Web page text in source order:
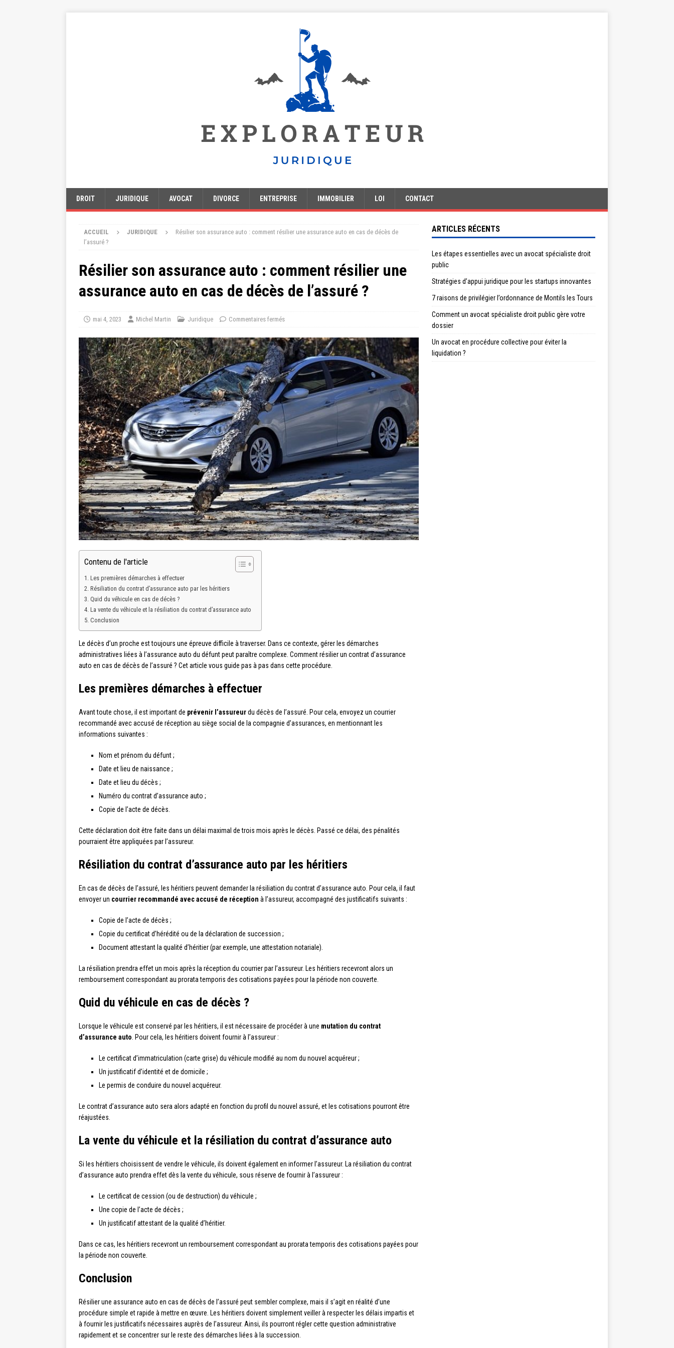
DROIT JURIDIQUE AVOCAT DIVORCE ENTREPRISE IMMOBILIER LOI CONTACT
ACCUEIL JURIDIQUE
Résilier son assurance auto : comment résilier une assurance auto en cas de décès de
l’assuré ?
Résilier son assurance auto : comment résilier une
assurance auto en cas de décès de l’assuré ?
mai 4, 2023 Michel Martin Juridique Commentaires fermés
Contenu de l'article
Les premières démarches à effectuer
Résiliation du contrat d’assurance auto par les héritiers
Quid du véhicule en cas de décès ?
La vente du véhicule et la résiliation du contrat d’assurance auto
Conclusion
Le décès d’un proche est toujours une épreuve difficile à traverser. Dans ce contexte, gérer les démarches
administratives liées à l’assurance auto du défunt peut paraître complexe. Comment résilier un contrat d’assurance
auto en cas de décès de l’assuré ? Cet article vous guide pas à pas dans cette procédure.
Les premières démarches à effectuer
Avant toute chose, il est important de prévenir l’assureurdu décès de l’assuré. Pour cela, envoyez un courrier
recommandé avec accusé de réception au siège social de la compagnie d’assurances, en mentionnant les
informations suivantes :
Nom et prénom du défunt ;
Date et lieu de naissance ;
Date et lieu du décès ;
Numéro du contrat d’assurance auto ;
Copie de l’acte de décès.
Cette déclaration doit être faite dans un délai maximal de trois mois après le décès. Passé ce délai, des pénalités
pourraient être appliquées par l’assureur.
Résiliation du contrat d’assurance auto par les héritiers
En cas de décès de l’assuré, les héritiers peuvent demander la résiliation du contrat d’assurance auto. Pour cela, il faut
envoyer un courrier recommandé avec accusé de réception à l’assureur, accompagné des justificatifs suivants :
Copie de l’acte de décès ;
Copie du certificat d’hérédité ou de la déclaration de succession ;
Document attestant la qualité d’héritier (par exemple, une attestation notariale).
La résiliation prendra effet un mois après la réception du courrier par l’assureur. Les héritiers recevront alors un
remboursement correspondant au prorata temporis des cotisations payées pour la période non couverte.
Quid du véhicule en cas de décès ?
Lorsque le véhicule est conservé par les héritiers, il est nécessaire de procéder à une mutation du contrat
d’assurance auto . Pour cela, les héritiers doivent fournir à l’assureur :
Le certificat d’immatriculation (carte grise) du véhicule modifié au nom du nouvel acquéreur ;
Un justificatif d’identité et de domicile ;
Le permis de conduire du nouvel acquéreur.
Le contrat d’assurance auto sera alors adapté en fonction du profil du nouvel assuré, et les cotisations pourront être
réajustées.
La vente du véhicule et la résiliation du contrat d’assurance auto
Si les héritiers choisissent de vendre le véhicule, ils doivent également en informer l’assureur. La résiliation du contrat
d’assurance auto prendra effet dès la vente du véhicule, sous réserve de fournir à l’assureur :
Le certificat de cession (ou de destruction) du véhicule ;
Une copie de l’acte de décès ;
Un justificatif attestant de la qualité d’héritier.
Dans ce cas, les héritiers recevront un remboursement correspondant au prorata temporis des cotisations payées pour
la période non couverte.
Conclusion
Résilier une assurance auto en cas de décès de l’assuré peut sembler complexe, mais il s’agit en réalité d’une
procédure simple et rapide à mettre en œuvre. Les héritiers doivent simplement veiller à respecter les délais impartis et
à fournir les justificatifs nécessaires auprès de l’assureur. Ainsi, ils pourront régler cette question administrative
rapidement et se concentrer sur le reste des démarches liées à la succession.
ARTICLES RÉCENTS
Les étapes essentielles avec un avocat spécialiste droit
public
Stratégies d’appui juridique pour les startups innovantes
7 raisons de privilégier l’ordonnance de Montils les Tours
Comment un avocat spécialiste droit public gère votre
dossier
Un avocat en procédure collective pour éviter la
liquidation ?